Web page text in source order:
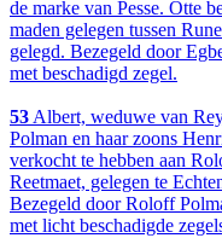
de marke van Pesse. Otte
maden gelegen tussen
gelegd. Bezegeld door
met beschadigd zegel.
53Albert, weduwe van
Polman en haar zoons
verkocht te hebben aan
Reetmaet, gelegen te
Bezegeld door Roloff
met licht beschadigde